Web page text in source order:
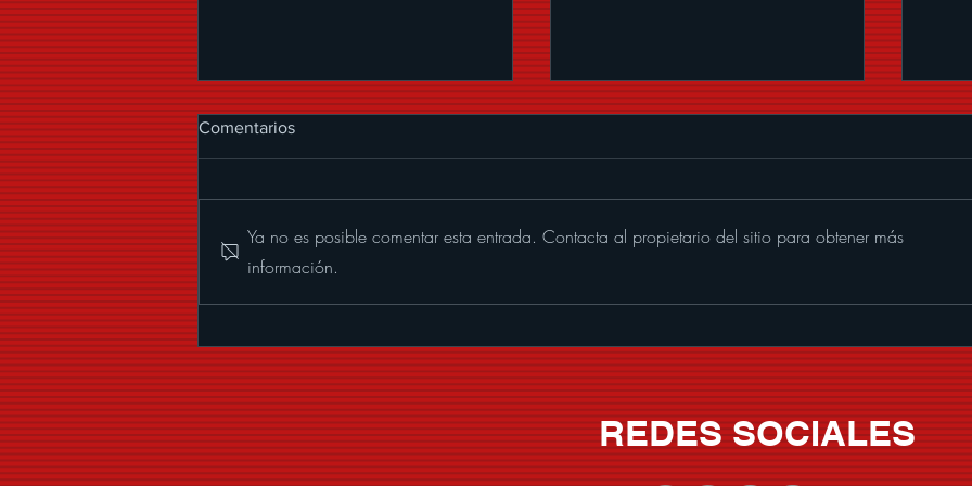
MARIACHI LLENA DE
COQUETERÍA Y BUENA
VIBRA.
Comentarios
Ya no es posible comentar esta entrada. Contacta al propietario del sitio para obtener más
información.
REDES SOCIALES